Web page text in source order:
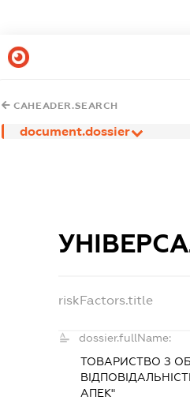
CAHEADER.SEARCH
document.dossier
riskFactors.title
dossier.fullName:
ТОВАРИСТВО З
АПЕК"